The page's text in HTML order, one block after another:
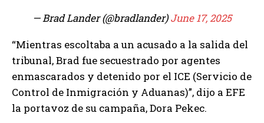
— Brad Lander (@bradlander)June 17, 2025
“Mientras escoltaba a un acusado a la salida del
tribunal, Brad fue secuestrado por agentes
enmascarados y detenido por el ICE (Servicio de
Control de Inmigración y Aduanas)”, dijo a EFE
la portavoz de su campaña, Dora Pekec.